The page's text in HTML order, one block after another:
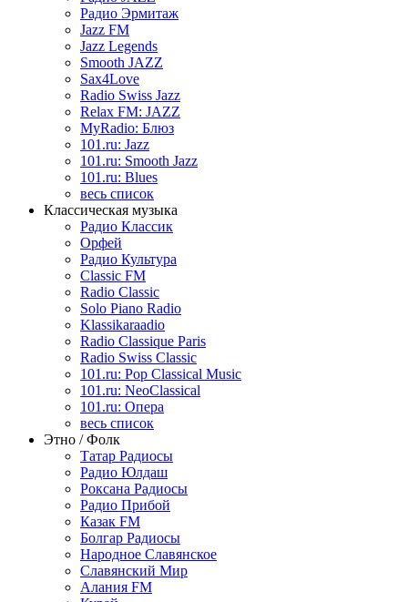
Радио Эрмитаж
Jazz FM
Jazz Legends
Smooth JAZZ
Sax4Love
Radio Swiss Jazz
Relax FM: JAZZ
MyRadio: Блюз
101.ru: Jazz
101.ru: Smooth Jazz
101.ru: Blues
весь список
Классическая музыка
Радио Классик
Орфей
Радио Культура
Classic FM
Radio Classic
Solo Piano Radio
Klassikaraadio
Radio Classique Paris
Radio Swiss Classic
101.ru: Pop Classical Music
101.ru: NeoClassical
101.ru: Опера
весь список
Этно / Фолк
Татар Радиосы
Радио Юлдаш
Роксана Радиосы
Радио Прибой
Казак FM
Болгар Радиосы
Народное Славянское
Славянский Мир
Алания FM